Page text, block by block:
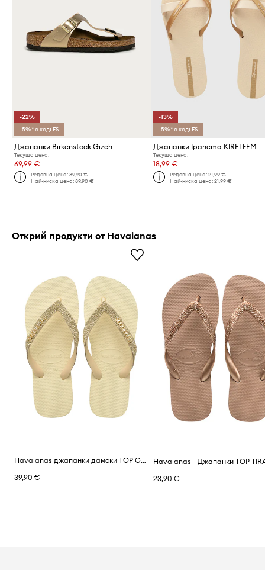
-22%
-5%* с код: FS
Джапанки Birkenstock Gizeh
Текуща цена:
69,99 €
Редовна цена:89,90 €
Най-ниска цена:89,90 €
-13%
-5%* с код: FS
Джапанки Ipanema KIREI FEM
Текуща цена:
18,99 €
Редовна цена: 21,99 €
Най-ниска цена: 21,99 €
Открий продукти от Havaianas
Havaianas джапанки дамски TOP GLOW
39,90 €
Havaianas - Джапанки TOP
23,90 €